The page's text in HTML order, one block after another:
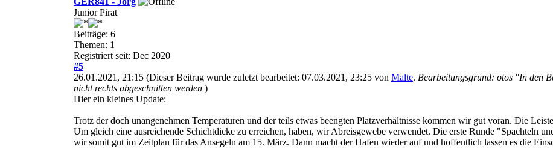
Junior Pirat
Beiträge: 6
Themen: 1
Registriert seit: Dec 2020
#5
26.01.2021, 21:15 (Dieser Beitrag wurde zuletzt bearbeitet: 07.03.2021, 23:25 von Malte. Bearbeitungsgrund: otos "In den
nicht rechts abgeschnitten werden )
Hier ein kleines Update:
Trotz der doch unangenehmen Temperaturen und der teils etwas beengten Platzverhältnisse kommen wir gut voran. Die
Um gleich eine ausreichende Schichtdicke zu erreichen, haben, wir Abreisgewebe verwendet. Die erste Runde "Spachteln
wir somit gut im Zeitplan für das Ansegeln am 15. März. Dann macht der Hafen wieder auf und hoffentlich lassen es die